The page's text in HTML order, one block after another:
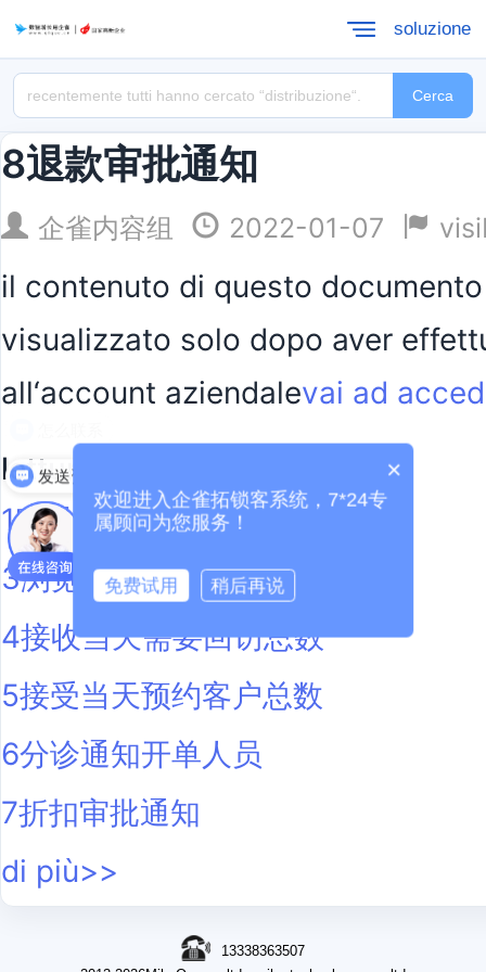
soluzione
Cerca
8退款审批通知
企雀内容组 2022-01-07
il contenuto di questo
visualizzato solo dopo aver
all‘account aziendalevai ad
lettura estesa:
1账号密码登录
3浏览器创建快捷方式到桌面
4接收当天需要回访总数
5接受当天预约客户总数
6分诊通知开单人员
7折扣审批通知
di più>>
13338363507
发送资料 ×
欢迎进入企雀拓锁客系统，7*24专
属顾问为您服务！
免费试用 稍后再说